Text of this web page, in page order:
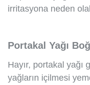
irritasyona neden
Portakal Yağı
Hayır, portakal yağı
yağların içilmesi